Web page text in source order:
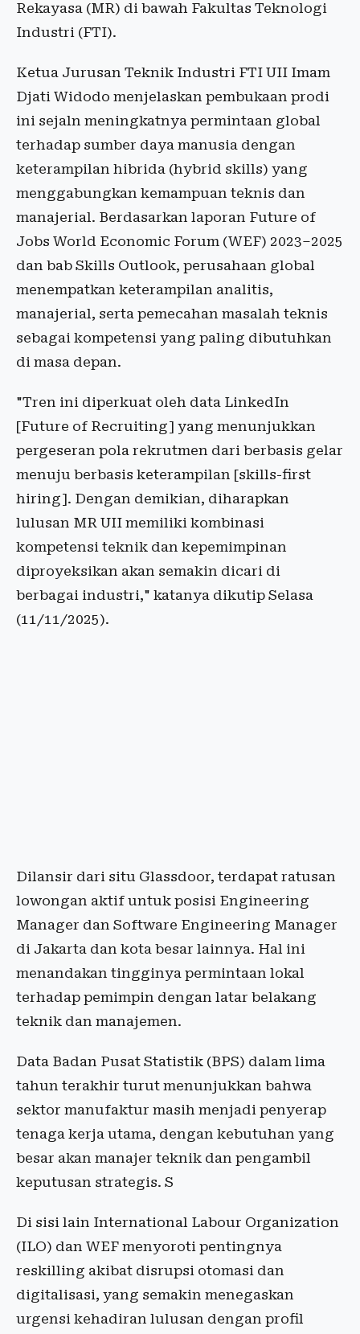
Rekayasa (MR) di bawah Fakultas Teknologi
Industri (FTI).
Ketua Jurusan Teknik Industri FTI UII Imam
Djati Widodo menjelaskan pembukaan prodi
ini sejaln meningkatnya permintaan global
terhadap sumber daya manusia dengan
keterampilan hibrida (hybrid skills) yang
menggabungkan kemampuan teknis dan
manajerial. Berdasarkan laporan Future of
Jobs World Economic Forum (WEF) 2023–2025
dan bab Skills Outlook, perusahaan global
menempatkan keterampilan analitis,
manajerial, serta pemecahan masalah teknis
sebagai kompetensi yang paling dibutuhkan
di masa depan.
"Tren ini diperkuat oleh data LinkedIn
[Future of Recruiting] yang menunjukkan
pergeseran pola rekrutmen dari berbasis gelar
menuju berbasis keterampilan [skills-first
hiring]. Dengan demikian, diharapkan
lulusan MR UII memiliki kombinasi
kompetensi teknik dan kepemimpinan
diproyeksikan akan semakin dicari di
berbagai industri," katanya dikutip Selasa
(11/11/2025).
Dilansir dari situ Glassdoor, terdapat ratusan
lowongan aktif untuk posisi Engineering
Manager dan Software Engineering Manager
di Jakarta dan kota besar lainnya. Hal ini
menandakan tingginya permintaan lokal
terhadap pemimpin dengan latar belakang
teknik dan manajemen.
Data Badan Pusat Statistik (BPS) dalam lima
tahun terakhir turut menunjukkan bahwa
sektor manufaktur masih menjadi penyerap
tenaga kerja utama, dengan kebutuhan yang
besar akan manajer teknik dan pengambil
keputusan strategis. S
Di sisi lain International Labour Organization
(ILO) dan WEF menyoroti pentingnya
reskilling akibat disrupsi otomasi dan
digitalisasi, yang semakin menegaskan
urgensi kehadiran lulusan dengan profil